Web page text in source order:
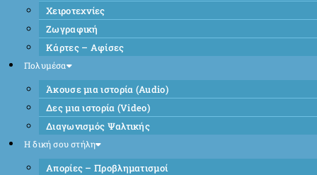
Χειροτεχνίες
Ζωγραφική
Κάρτες – Αφίσες
Πολυμέσα
Άκουσε μια ιστορία (Audio)
Δες μια ιστορία (Video)
Διαγωνισμός Ψαλτικής
Η δική σου στήλη
Απορίες – Προβληματισμοί